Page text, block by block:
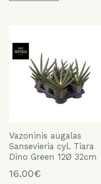
Vazoninis augalas
Sansevieria cyl. Tiara
Dino Green 12Ø 32cm
16.00€